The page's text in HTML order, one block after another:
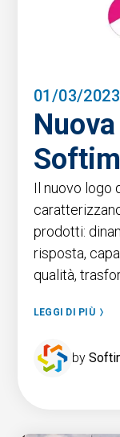
01/03/2023
Il nuovo logo
prodotti:
risposta,
qualità,
LEGGI DI PIÙ
by